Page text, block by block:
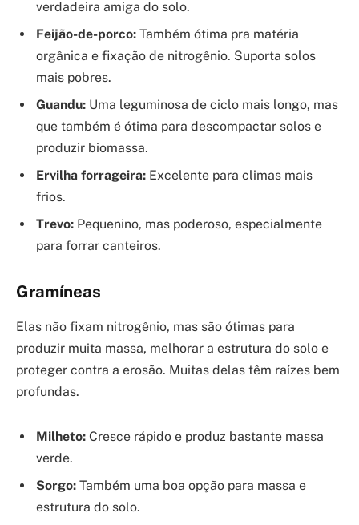
verdadeira amiga do solo.
Feijão-de-porco: Também ótima pra matéria
orgânica e fixação de nitrogênio. Suporta solos
mais pobres.
Guandu: Uma leguminosa de ciclo mais longo, mas
que também é ótima para descompactar solos e
produzir biomassa.
Ervilha forrageira: Excelente para climas mais
frios.
Trevo: Pequenino, mas poderoso, especialmente
para forrar canteiros.
Gramíneas
Elas não fixam nitrogênio, mas são ótimas para
produzir muita massa, melhorar a estrutura do solo e
proteger contra a erosão. Muitas delas têm raízes bem
profundas.
Milheto: Cresce rápido e produz bastante massa
verde.
Sorgo: Também uma boa opção para massa e
estrutura do solo.